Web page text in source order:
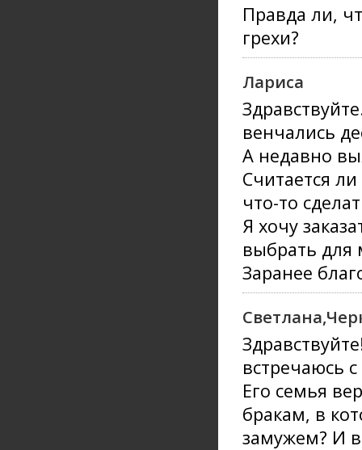
Правда ли,
грехи?
Лариса
венчались
А недавно
Считается
что-то
Я хочу
выбрать для
Заранее
встречаюсь
Его семья
бракам, в
замужем? И